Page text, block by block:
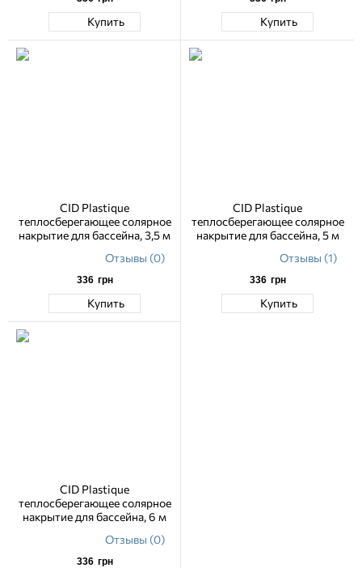
Купить Купить
CID Plastique
теплосберегающее солярное
накрытие для бассейна, 3,5 м
Отзывы (0)
336 грн
Купить
CID Plastique
теплосберегающее солярное
накрытие для бассейна, 5 м
Отзывы (1)
336 грн
Купить
CID Plastique
теплосберегающее солярное
накрытие для бассейна, 6 м
Отзывы (0)
336 грн